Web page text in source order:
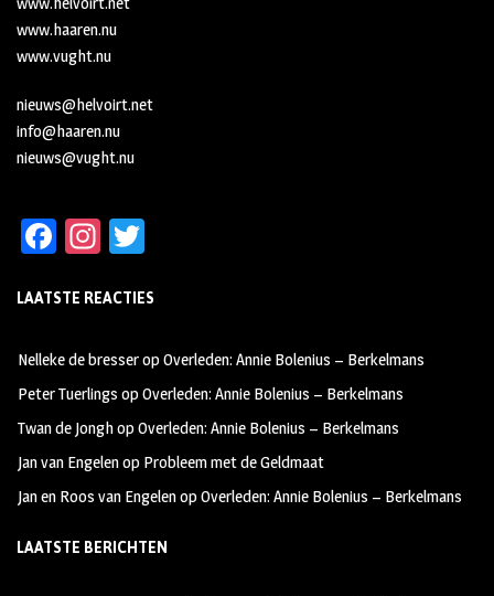
www.haaren.nu
www.vught.nu
nieuws@helvoirt.net
info@haaren.nu
nieuws@vught.nu
Fa
b
oo
k
In
ag
m
tt
LAATSTE REACTIES
Nelleke de bresseropOverleden: Annie Bolenius – Berkelmans
Peter Tuerlings opOverleden: Annie Bolenius – Berkelmans
Twan de JonghopOverleden: Annie Bolenius – Berkelmans
Jan van Engelenop Probleem met de Geldmaat
Jan en Roos van EngelenopOverleden: Annie Bolenius – Berkelmans
LAATSTE BERICHTEN